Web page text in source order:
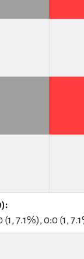
7.1%), 0:0 (1,